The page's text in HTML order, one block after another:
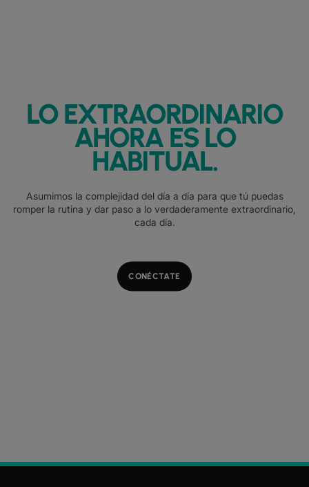
LO EXTRAORDINARIO
AHORA ES LO
HABITUAL.
Asumimos la complejidad del día a día para que tú puedas
romper la rutina y dar paso a lo verdaderamente extraordinario,
cada día.
CONÉCTATE